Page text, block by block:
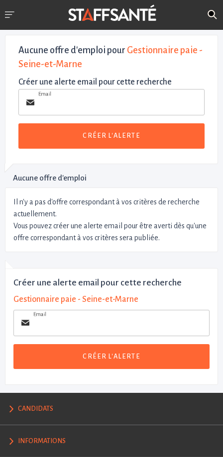
Aucune offre d'emploi pour Gestionnaire paie -
Seine-et-Marne
Créer une alerte email pour cette recherche
Email
CRÉER L'ALERTE
Aucune offre d'emploi
Il n'y a pas d'offre correspondant à vos critères de recherche
actuellement.
Vous pouvez créer une alerte email pour être averti dès qu'une
offre correspondant à vos critères sera publiée.
Créer une alerte email pour cette recherche
Gestionnaire paie - Seine-et-Marne
Email
CRÉER L'ALERTE
CANDIDATS
INFORMATIONS